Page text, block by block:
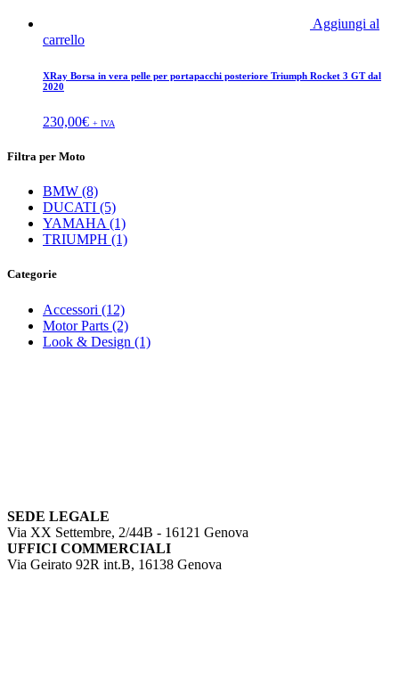
Aggiungi al
carrello
XRay Borsa in vera pelle per portapacchi posteriore Triumph Rocket 3 GT dal
2020
230,00€ + IVA
Filtra per Moto
BMW (8)
DUCATI (5)
YAMAHA (1)
TRIUMPH (1)
Categorie
Accessori (12)
Motor Parts (2)
Look & Design (1)
SEDE LEGALE
Via XX Settembre, 2/44B - 16121 Genova
UFFICI COMMERCIALI
Via Geirato 92R int.B, 16138 Genova